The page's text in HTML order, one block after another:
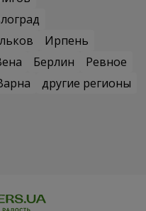
Ирпень
Берлин
Ревное
другие регионы